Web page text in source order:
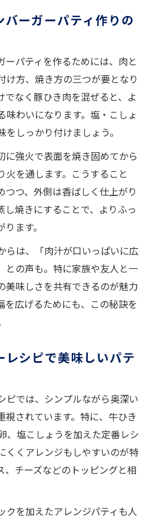
ーガーパティ作りの
ーパティを作るためには、肉と
け方、焼き方の三つが要となり
でなく豚ひき肉を混ぜると、よ
味わいになります。塩・こしょ
しっかり付けましょう。
に強火で表面を焼き固めてから
火を通します。こうすること
つつ、外側は香ばしく仕上がり
し焼きにすることで、よりふっ
ます。
らは、「肉汁が口いっぱいに広
との声も。特に家族や友人と一
美味しさを共有できるのが魅力
を広げるためにも、この秘訣を
シピで美味しいパテ
ピでは、シンプルながら奥深い
視されています。特に、牛ひき
、塩こしょうを加えた定番レシ
くくアレンジもしやすいのが特
、チーズなどのトッピングと相
クを加えたアレンジパティも人